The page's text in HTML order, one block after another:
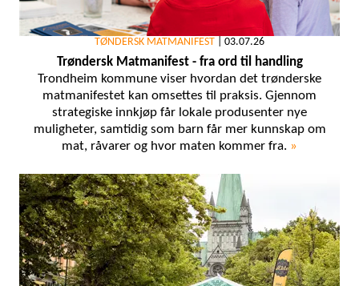
TØNDERSK MATMANIFEST 03.07.26
Trøndersk Matmanifest - fra ord til handling
Trondheim kommune viser hvordan det trønderske
matmanifestet kan omsettes til praksis. Gjennom
strategiske innkjøp får lokale produsenter nye
muligheter, samtidig som barn får mer kunnskap om
mat, råvarer og hvor maten kommer fra. »